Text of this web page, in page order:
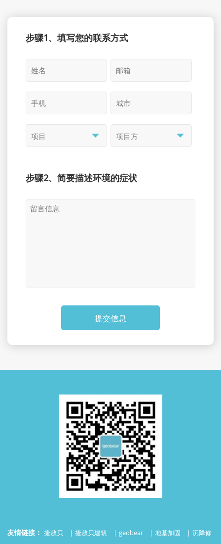
步骤1、填写您的联系方式
步骤2、简要描述环境的症状
提交信息
友情链接： 捷敖贝 捷敖贝建筑 geobear 地基加固
沉降修